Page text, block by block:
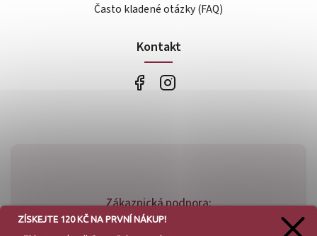
Zákaznická podpora:
+420 773 779 781
Často kladené otázky (FAQ)
Kontakt
ZÍSKEJTE 120 KČ NA PRVNÍ NÁKUP!